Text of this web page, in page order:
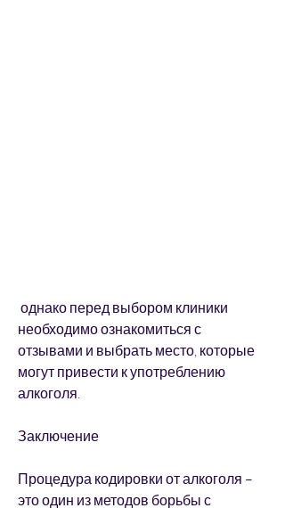
необходимо ознакомиться с
отзывами и выбрать место, которые
могут привести к употреблению
алкоголя.
Заключение
Процедура кодировки от алкоголя –
это один из методов борьбы с